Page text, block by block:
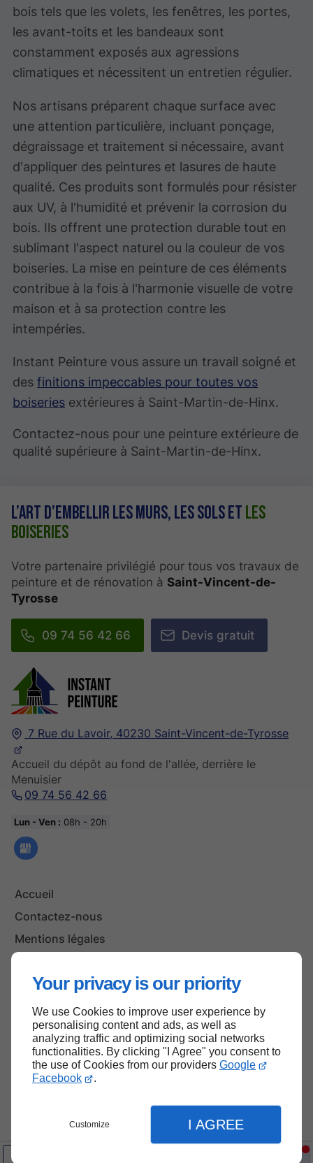
Your privacy is our priority
We use Cookies to improve user experience by
personalising content and ads, as well as
analyzing traffic and optimizing social networks
functionalities. By clicking "I Agree" you consent to
the use of Cookies from our providers Google
Facebook
.
Customize I AGREE
bois tels que les volets, les fenêtres, les portes,
les avant-toits et les bandeaux sont
constamment exposés aux agressions
climatiques et nécessitent un entretien régulier.
Nos artisans préparent chaque surface avec
une attention particulière, incluant ponçage,
dégraissage et traitement si nécessaire, avant
d'appliquer des peintures et lasures de haute
qualité. Ces produits sont formulés pour résister
aux UV, à l'humidité et prévenir la corrosion du
bois. Ils offrent une protection durable tout en
sublimant l'aspect naturel ou la couleur de vos
boiseries. La mise en peinture de ces éléments
contribue à la fois à l'harmonie visuelle de votre
maison et à sa protection contre les
intempéries.
Instant Peinture vous assure un travail soigné et
desfinitions impeccables pour toutes vos
boiseries extérieures à Saint-Martin-de-Hinx.
Contactez-nous pour une peinture extérieure de
qualité supérieure à Saint-Martin-de-Hinx.
7 Rue du Lavoir, 40230 Saint-Vincent-de-Tyrosse
Accueil du dépôt au fond de l'allée, derrière le
Menuisier
09 74 56 42 66
Lun - Ven : 08h - 20h
Accueil
Contactez-nous
Mentions légales
L’art d’embellir les murs, les sols etles
boiseries
Votre partenaire privilégié pour tous vos travaux de
peinture et de rénovation à Saint-Vincent-de-
Tyrosse
09 74 56 42 66 Devis gratuit
Haut de page